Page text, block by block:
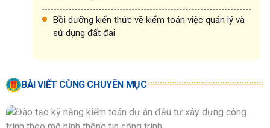
Bồi dưỡng kiến thức về kiểm toán việc quản lý và
sử dụng đất đai
BÀI VIẾT CÙNG CHUYÊN MỤC